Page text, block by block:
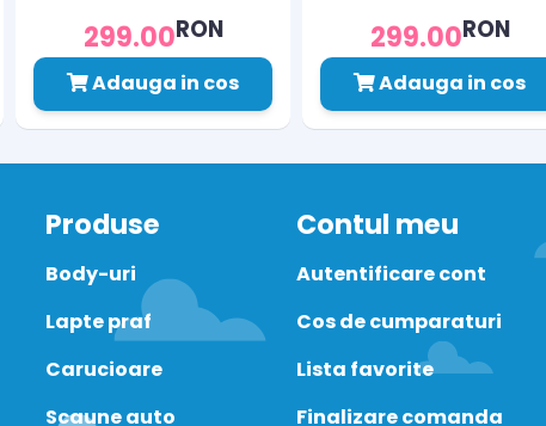
299.00RON
Adauga in cos
299.00RON
Adauga in cos
Produse
Body-uri
Lapte praf
Carucioare
Scaune auto
Contul meu
Autentificare cont
Cos de cumparaturi
Lista favorite
Finalizare comanda